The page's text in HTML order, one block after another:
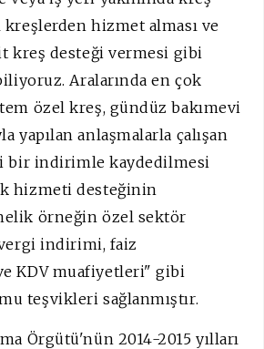
kreşlerden hizmet alması ve
kreş desteği vermesi gibi
Aralarında en çok
özel kreş, gündüz bakımevi
yapılan anlaşmalarla çalışan
bir indirimle kaydedilmesi
hizmeti desteğinin
örneğin özel sektör
indirimi, faiz
KDV muafiyetleri" gibi
teşvikleri sağlanmıştır.
Örgütü'nün 2014-2015 yılları